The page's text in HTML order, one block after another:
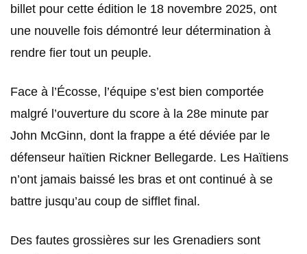
billet pour cette édition le 18 novembre 2025, ont
une nouvelle fois démontré leur détermination à
rendre fier tout un peuple.
Face à l’Écosse, l’équipe s’est bien comportée
malgré l’ouverture du score à la 28e minute par
John McGinn, dont la frappe a été déviée par le
défenseur haïtien Rickner Bellegarde. Les Haïtiens
n’ont jamais baissé les bras et ont continué à se
battre jusqu’au coup de sifflet final.
Des fautes grossières sur les Grenadiers sont